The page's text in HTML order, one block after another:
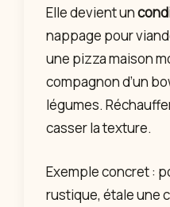
Elle devient un
nappage pour
une pizza maison
compagnon d’un
légumes.
casser la texture.
Exemple concret :
rustique, étale une